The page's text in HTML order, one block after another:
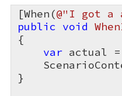
[When(@"I got a
public
void
{
var actual =
}